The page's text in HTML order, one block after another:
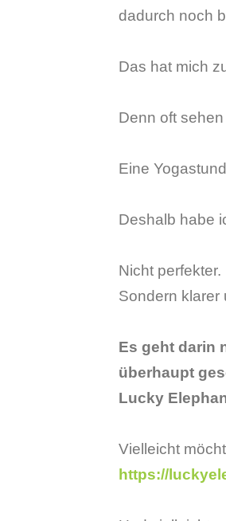
dadurch noch
Das hat mich
Denn oft
Eine
Deshalb habe
Nicht perfekter.
Sondern klarer
Es geht darin
überhaupt
Lucky
Vielleicht
https://